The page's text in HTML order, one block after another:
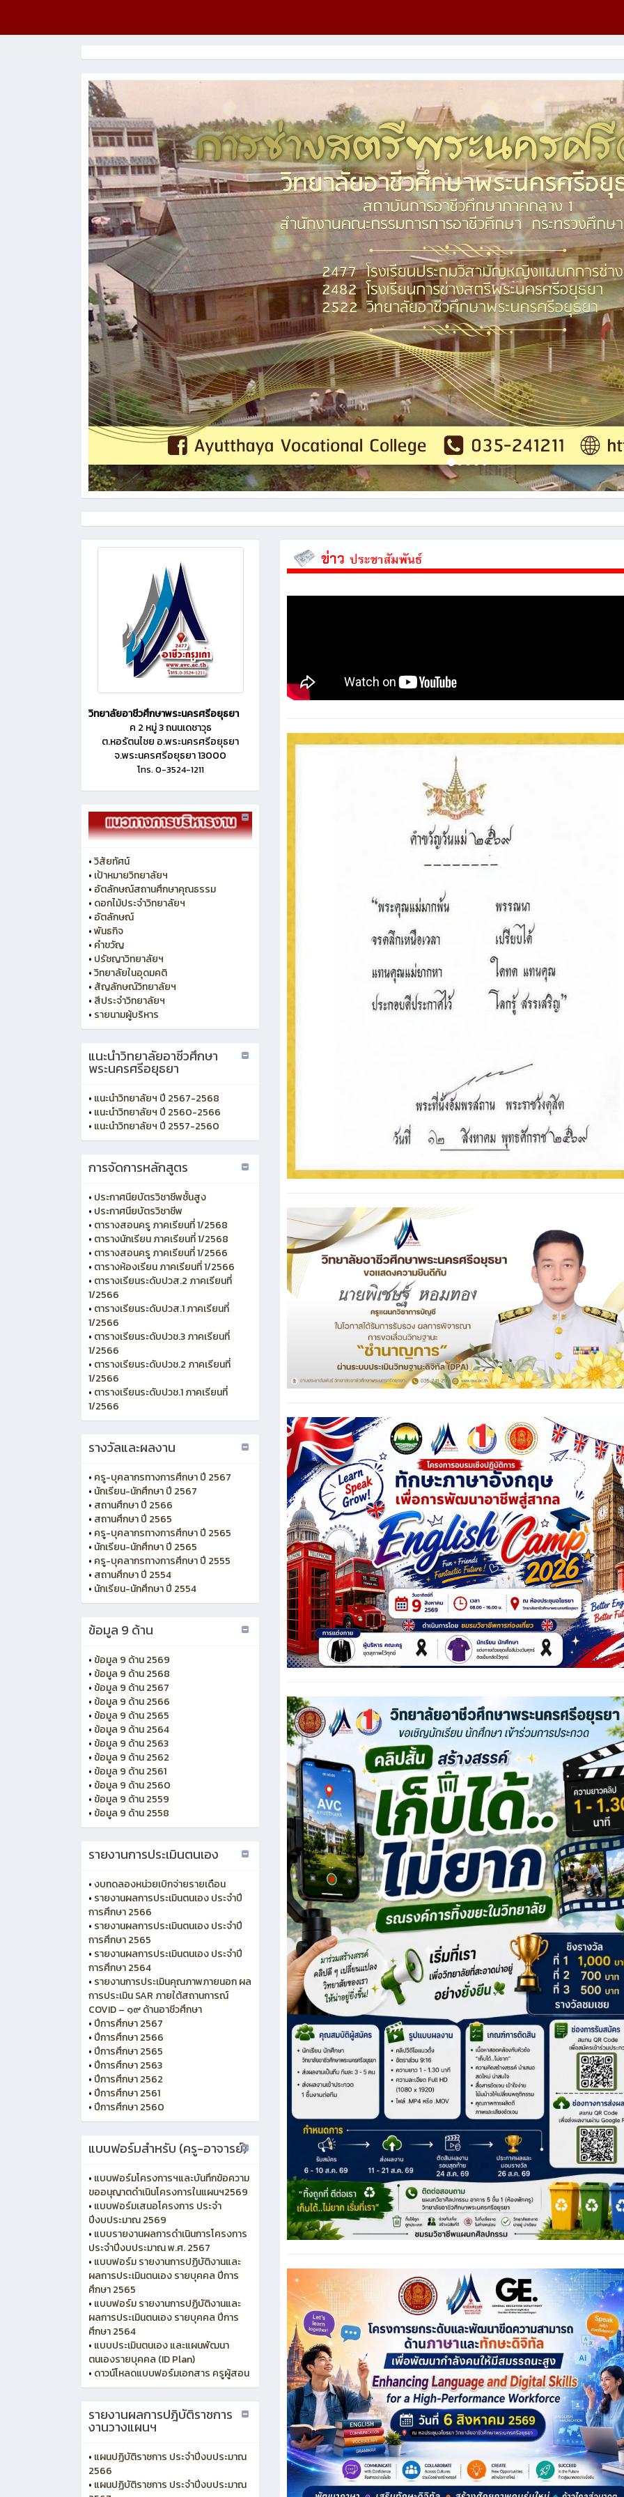
วิทยาลัยอาชีวศึกษาพระนครศรีอยุธยา
ค 2 หมู่ 3 ถนนเดชาวุธ
ต.หอรัตนไชย อ.พระนครศรีอยุธยา
จ.พระนครศรีอยุธยา 13000
โทร. 0-3524-1211
•วิสัยทัศน์
• เป้าหมายวิทยาลัยฯ
• อัตลักษณ์สถานศึกษาคุณธรรม
• ดอกไม้ประจำวิทยาลัยฯ
• อัตลักษณ์
•พันธกิจ
• คำขวัญ
• ปรัชญาวิทยาลัยฯ
•วิทยาลัยในอุดมคติ
• สัญลักษณ์วิทยาลัยฯ
• สีประจำวิทยาลัยฯ
• รายนามผู้บริหาร
แนะนำวิทยาลัยอาชีวศึกษา
พระนครศรีอยุธยา
• แนะนำวิทยาลัยฯ ปี 2567-2568
• แนะนำวิทยาลัยฯ ปี 2560-2566
• แนะนำวิทยาลัยฯ ปี 2557-2560
การจัดการหลักสูตร
• ประกาศนียบัตรวิชาชีพชั้นสูง
• ประกาศนียบัตรวิชาชีพ
• ตารางสอนครู ภาคเรียนที่ 1/2568
• ตารางนักเรียน ภาคเรียนที่ 1/2568
• ตารางสอนครู ภาคเรียนที่ 1/2566
• ตารางห้องเรียน ภาคเรียนที่ 1/2566
• ตารางเรียนระดับปวส.2 ภาคเรียนที่
1/2566
• ตารางเรียนระดับปวส.1 ภาคเรียนที่
1/2566
• ตารางเรียนระดับปวช.3 ภาคเรียนที่
1/2566
• ตารางเรียนระดับปวช.2 ภาคเรียนที่
1/2566
• ตารางเรียนระดับปวช.1 ภาคเรียนที่
1/2566
รางวัลและผลงาน
• ครู-บุคลากรทางการศึกษา ปี 2567
• นักเรียน-นักศึกษา ปี 2567
• สถานศึกษา ปี 2566
• สถานศึกษา ปี 2565
• ครู-บุคลากรทางการศึกษา ปี 2565
• นักเรียน-นักศึกษา ปี 2565
• ครู-บุคลากรทางการศึกษา ปี 2555
• สถานศึกษา ปี 2554
• นักเรียน-นักศึกษา ปี 2554
ข้อมูล 9 ด้าน
• ข้อมูล 9 ด้าน 2569
• ข้อมูล 9 ด้าน 2568
• ข้อมูล 9 ด้าน 2567
• ข้อมูล 9 ด้าน 2566
• ข้อมูล 9 ด้าน 2565
• ข้อมูล 9 ด้าน 2564
• ข้อมูล 9 ด้าน 2563
• ข้อมูล 9 ด้าน 2562
• ข้อมูล 9 ด้าน 2561
• ข้อมูล 9 ด้าน 2560
• ข้อมูล 9 ด้าน 2559
• ข้อมูล 9 ด้าน 2558
รายงานการประเมินตนเอง
•งบทดลองหน่วยเบิกจ่ายรายเดือน
• รายงานผลการประเมินตนเอง ประจำปี
การศึกษา 2566
• รายงานผลการประเมินตนเอง ประจำปี
การศึกษา 2565
• รายงานผลการประเมินตนเอง ประจำปี
การศึกษา 2564
• รายงานการประเมินคุณภาพภายนอก ผล
การประเมิน SAR ภายใต้สถานการณ์
COVID – ๑๙ ด้านอาชีวศึกษา
• ปีการศึกษา 2567
• ปีการศึกษา 2566
• ปีการศึกษา 2565
• ปีการศึกษา 2563
• ปีการศึกษา 2562
• ปีการศึกษา 2561
• ปีการศึกษา 2560
แบบฟอร์มสำหรับ (ครู-อาจารย์)
• แบบฟอร์มโครงการฯและบันทึกข้อความ
ขออนุญาตดำเนินโครงการในแผนฯ2569
• แบบฟอร์มเสนอโครงการ ประจำ
ปีงบประมาณ 2569
• แบบรายงานผลการดำเนินการโครงการ
ประจำปีงบประมาณ พ.ศ. 2567
• แบบฟอร์ม รายงานการปฏิบัติงานและ
ผลการประเมินตนเอง รายบุคคล ปีการ
ศึกษา 2565
• แบบฟอร์ม รายงานการปฏิบัติงานและ
ผลการประเมินตนเอง รายบุคคล ปีการ
ศึกษา 2564
• แบบประเมินตนเอง และแผนพัฒนา
ตนเองรายบุคคล (ID Plan)
• ดาวน์โหลดแบบฟอร์มเอกสาร ครูผู้สอน
รายงานผลการปฎิบัติราชการ
งานวางแผนฯ
• แผนปฏิบัติราชการ ประจำปีงบประมาณ
2566
• แผนปฏิบัติราชการ ประจำปีงบประมาณ